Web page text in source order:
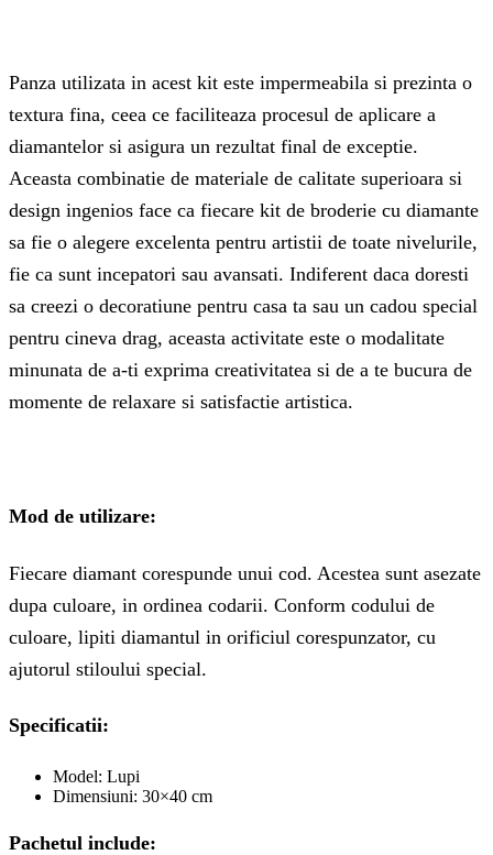
Panza utilizata in acest kit este impermeabila si prezinta o
textura fina, ceea ce faciliteaza procesul de aplicare a
diamantelor si asigura un rezultat final de exceptie.
Aceasta combinatie de materiale de calitate superioara si
design ingenios face ca fiecare kit de broderie cu diamante
sa fie o alegere excelenta pentru artistii de toate nivelurile,
fie ca sunt incepatori sau avansati. Indiferent daca doresti
sa creezi o decoratiune pentru casa ta sau un cadou special
pentru cineva drag, aceasta activitate este o modalitate
minunata de a-ti exprima creativitatea si de a te bucura de
momente de relaxare si satisfactie artistica.
Mod de utilizare:
Fiecare diamant corespunde unui cod. Acestea sunt asezate
dupa culoare, in ordinea codarii. Conform codului de
culoare, lipiti diamantul in orificiul corespunzator, cu
ajutorul stiloului special.
Specificatii:
Model: Lupi
Dimensiuni: 30×40 cm
Pachetul include: